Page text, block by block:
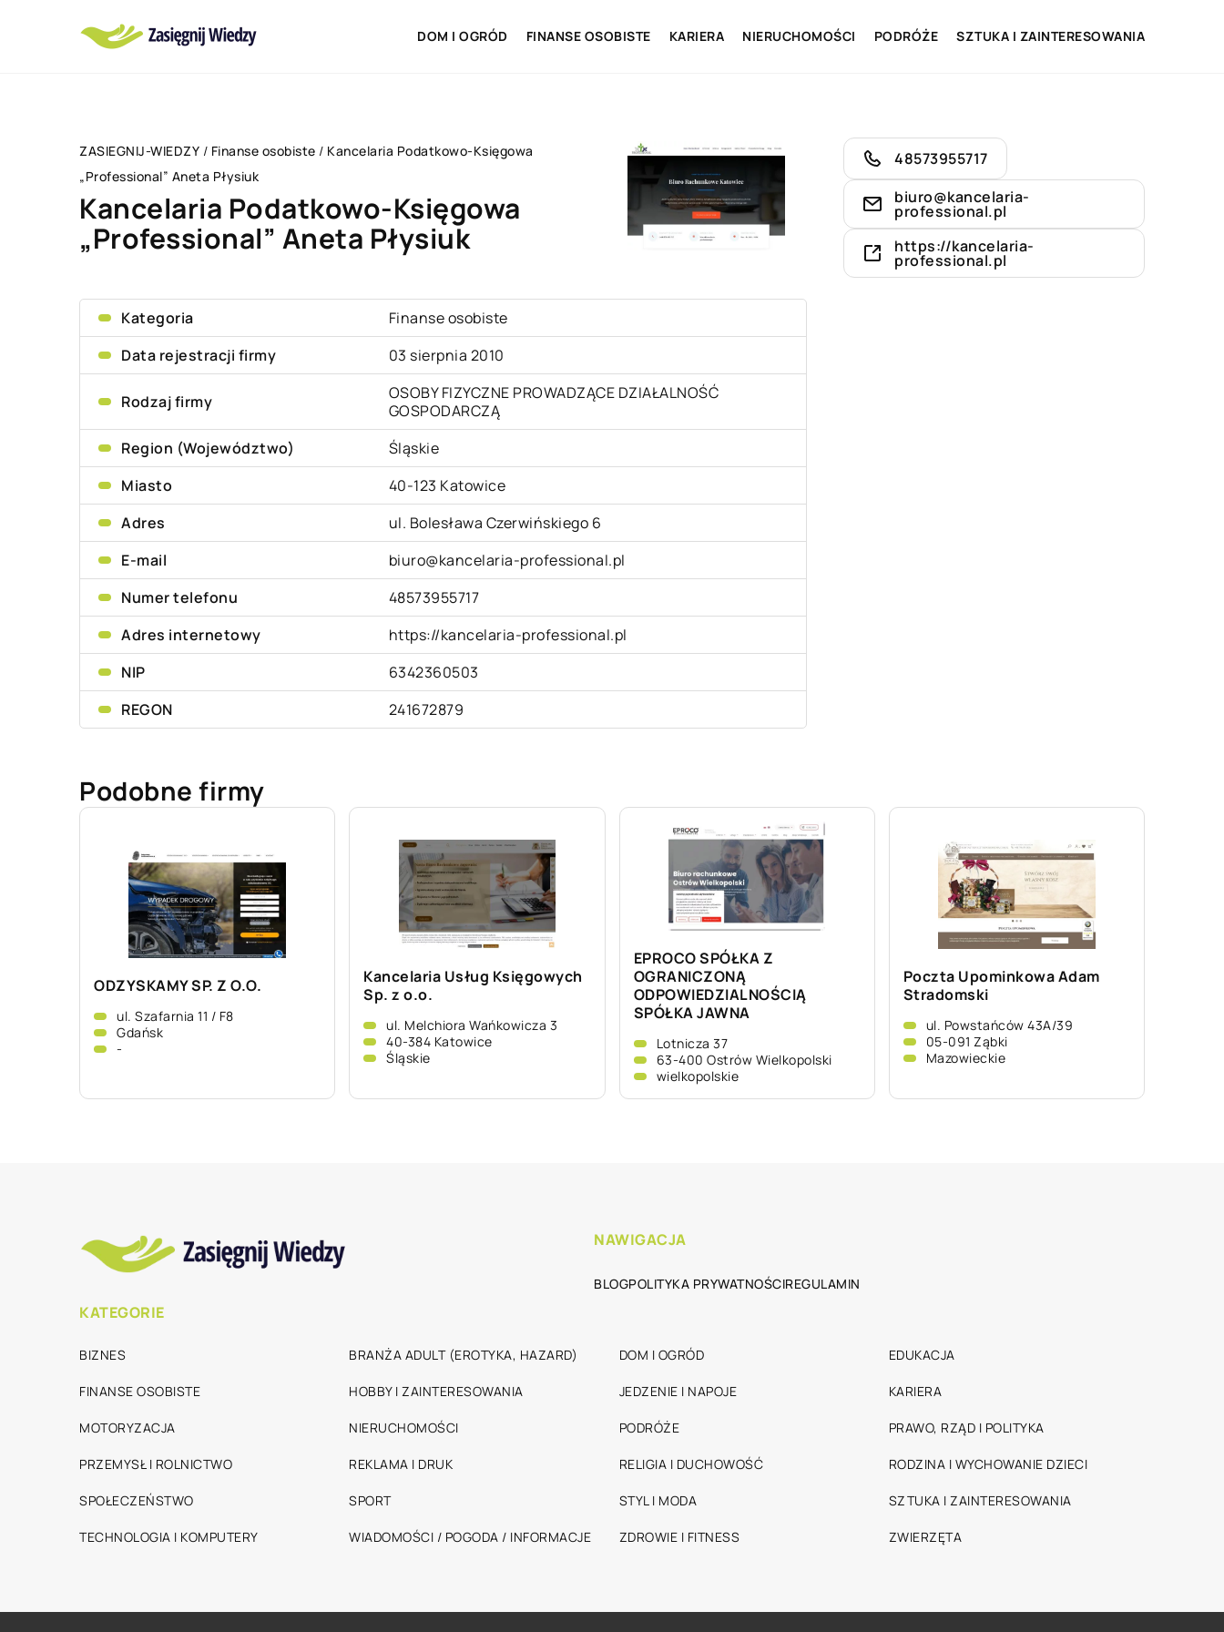
DOM I OGRÓD FINANSE OSOBISTE KARIERA NIERUCHOMOŚCI PODRÓŻE SZTUKA I ZAINTERESOWANIA
ZASIEGNIJ-WIEDZY / Finanse osobiste / Kancelaria Podatkowo-Księgowa
„Professional” Aneta Płysiuk
Kancelaria Podatkowo-Księgowa
„Professional” Aneta Płysiuk
Kategoria
Finanse osobiste
Data rejestracji firmy
03 sierpnia 2010
Rodzaj firmy
OSOBY FIZYCZNE PROWADZĄCE DZIAŁALNOŚĆ
GOSPODARCZĄ
Region (Województwo)
Śląskie
Miasto
40-123 Katowice
Adres
ul. Bolesława Czerwińskiego 6
E-mail
biuro@kancelaria-professional.pl
Numer telefonu
48573955717
Adres internetowy
https://kancelaria-professional.pl
NIP
6342360503
REGON
241672879
48573955717
biuro@kancelaria-
professional.pl
https://kancelaria-
professional.pl
Podobne firmy
ODZYSKAMY SP. Z O.O.
ul. Szafarnia 11 / F8
Gdańsk
-
Kancelaria Usług Księgowych
Sp. z o.o.
ul. Melchiora Wańkowicza 3
40-384 Katowice
Śląskie
EPROCO SPÓŁKA Z
OGRANICZONĄ
ODPOWIEDZIALNOŚCIĄ
SPÓŁKA JAWNA
Lotnicza 37
63-400 Ostrów Wielkopolski
wielkopolskie
Poczta Upominkowa Adam
Stradomski
ul. Powstańców 43A/39
05-091 Ząbki
Mazowieckie
NAWIGACJA
BLOGPOLITYKA PRYWATNOŚCIREGULAMIN
KATEGORIE
BIZNES BRANŻA ADULT (EROTYKA, HAZARD) DOM I OGRÓD EDUKACJA
FINANSE OSOBISTE HOBBY I ZAINTERESOWANIA JEDZENIE I NAPOJE KARIERA
MOTORYZACJA NIERUCHOMOŚCI PODRÓŻE PRAWO, RZĄD I POLITYKA
PRZEMYSŁ I ROLNICTWO REKLAMA I DRUK RELIGIA I DUCHOWOŚĆ RODZINA I WYCHOWANIE DZIECI
SPOŁECZEŃSTWO SPORT STYL I MODA SZTUKA I ZAINTERESOWANIA
TECHNOLOGIA I KOMPUTERY WIADOMOŚCI / POGODA / INFORMACJE ZDROWIE I FITNESS ZWIERZĘTA